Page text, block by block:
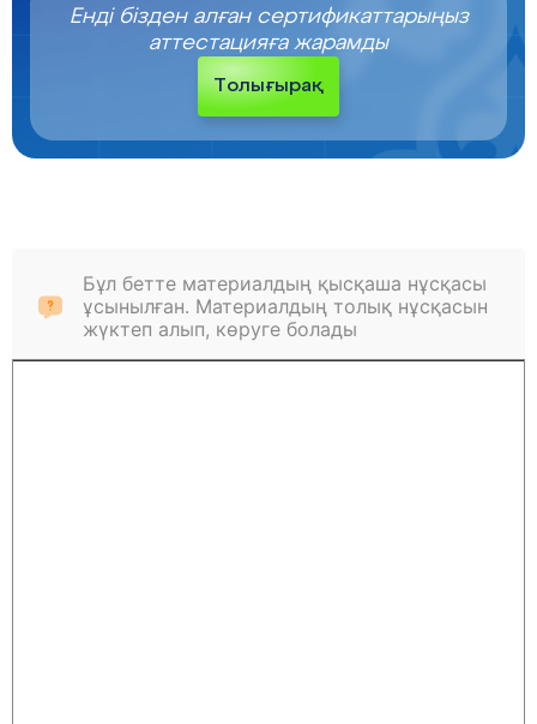
Енді бізден алған сертификаттарыңыз
аттестацияға жарамды
Толығырақ
Бұл бетте материалдың қысқаша нұсқасы
ұсынылған. Материалдың толық нұсқасын
жүктеп алып, көруге болады